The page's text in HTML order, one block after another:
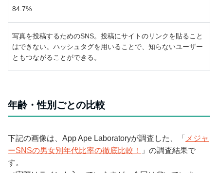
84.7%
写真を投稿するためのSNS。投稿にサイトのリンクを貼ること
はできない。ハッシュタグを用いることで、知らないユーザー
ともつながることができる。
年齢・性別ごとの比較
下記の画像は、App Ape Laboratoryが調査した、「 メジャ
ーSNSの男女別年代比率の徹底比較！
」の調査結果で
す。